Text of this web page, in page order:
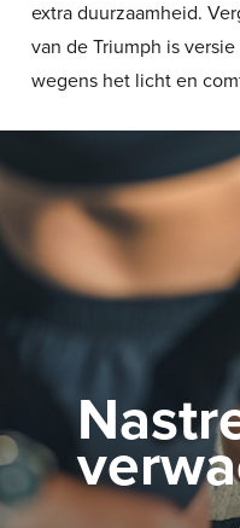
extra duurzaamheid.
van de Triumph is
wegens het licht en